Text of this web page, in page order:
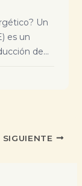
Un
es un
de...
SIGUIENTE